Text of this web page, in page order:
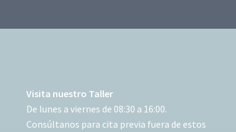
Visita nuestro Taller
De lunes a viernes de 08:30 a 16:00.
Consúltanos para cita previa fuera de estos